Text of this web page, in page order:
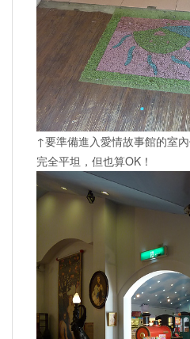
↑要準備進入愛情故事館的室
完全平坦，但也算OK！